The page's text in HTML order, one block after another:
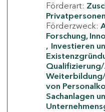
Förderart:
Privatpersonen
Förderzweck:
Forschung,
Investieren
von
Sachanlagen